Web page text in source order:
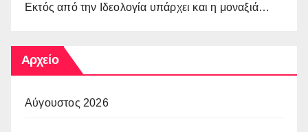
Εκτός από την Ιδεολογία υπάρχει και η μοναξιά…
Αρχείο
Αύγουστος 2026